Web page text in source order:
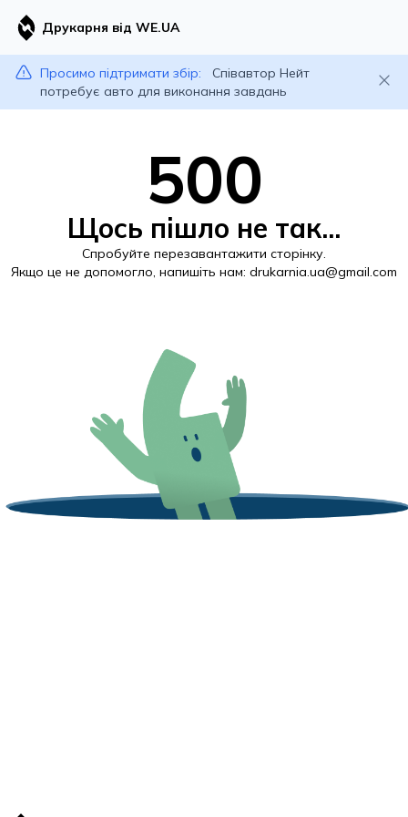
Друкарня від WE.UA
Просимо підтримати збір:
Співавтор Нейт
потребує авто для виконання завдань
500
Щось пішло не так...
Спробуйте перезавантажити сторінку.
Якщо це не допомогло, напишіть нам: drukarnia.ua@gmail.com